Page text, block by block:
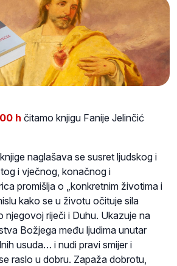
h čitamo knjigu Fanije Jelinčić
naglašava se susret ljudskog i
i vječnog, konačnog i
promišlja o „konkretnim životima i
kako se u životu očituje sila
njegovoj riječi i Duhu. Ukazuje na
Božjega među ljudima unutar
usuda… i nudi pravi smijer i
raslo u dobru. Zapaža dobrotu,